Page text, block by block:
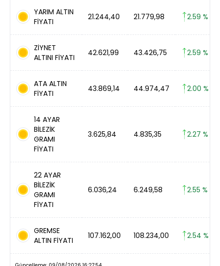
YARIM ALTIN
FİYATI
21.244,40 21.779,98 2.59 %
ZİYNET
ALTINI FİYATI
42.621,99 43.426,75 2.59 %
ATA ALTIN
FİYATI
43.869,14 44.974,47 2.00 %
14 AYAR
BİLEZİK
GRAMI
FİYATI
3.625,84 4.835,35 2.27 %
22 AYAR
BİLEZİK
GRAMI
FİYATI
6.036,24 6.249,58 2.55 %
GREMSE
ALTIN FİYATI
107.162,00 108.234,00 2.54 %